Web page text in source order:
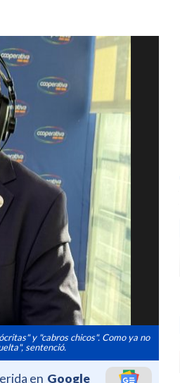
y "cabros chicos". Como ya no
sentenció.
en Google